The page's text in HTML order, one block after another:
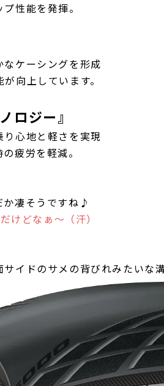
性能を発揮。
ケーシングを形成
向上しています。
ロジー』
心地と軽さを実現
疲労を軽減。
か凄そうですね♪
けどなぁ～（汗）
イドのサメの背びれみたい